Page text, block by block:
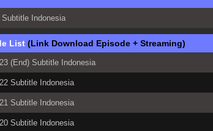
Indonesia
List (Link Download Episode + Streaming)
(End) Subtitle Indonesia
Subtitle Indonesia
Subtitle Indonesia
Subtitle Indonesia